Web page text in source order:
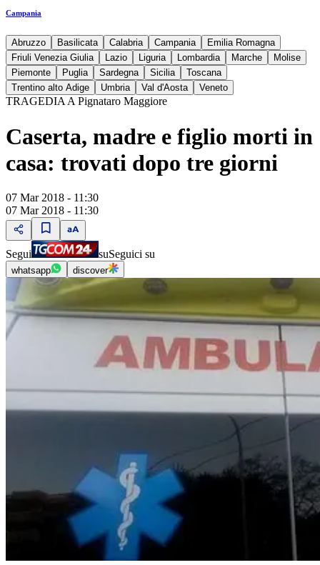
Campania
Abruzzo Basilicata Calabria Campania
Emilia Romagna
Friuli Venezia Giulia
Lazio Liguria Lombardia Marche
Molise
Piemonte
Puglia Sardegna Sicilia
Toscana
Trentino alto Adige
Umbria Val d'Aosta Veneto
TRAGEDIA A Pignataro Maggiore
Caserta, madre e figlio morti in
casa: trovati dopo tre giorni
07 Mar 2018 - 11:30
07 Mar 2018 - 11:30
Segui suSeguici su
whatsapp discover